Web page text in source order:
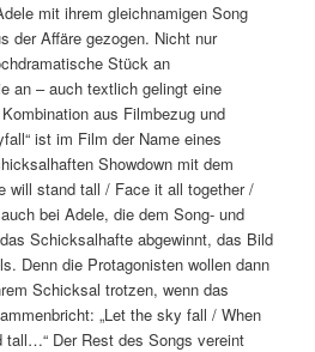
mit ihrem gleichnamigen Song
der Affäre gezogen. Nicht nur
Stück an
an – auch textlich gelingt eine
aus Filmbezug und
ist im Film der Name eines
Showdown mit dem
will stand tall / Face it all together /
bei Adele, die dem Song- und
Schicksalhafte abgewinnt, das Bild
Denn die Protagonisten wollen dann
Schicksal trotzen, wenn das
„Let the sky fall / When
Der Rest des Songs vereint